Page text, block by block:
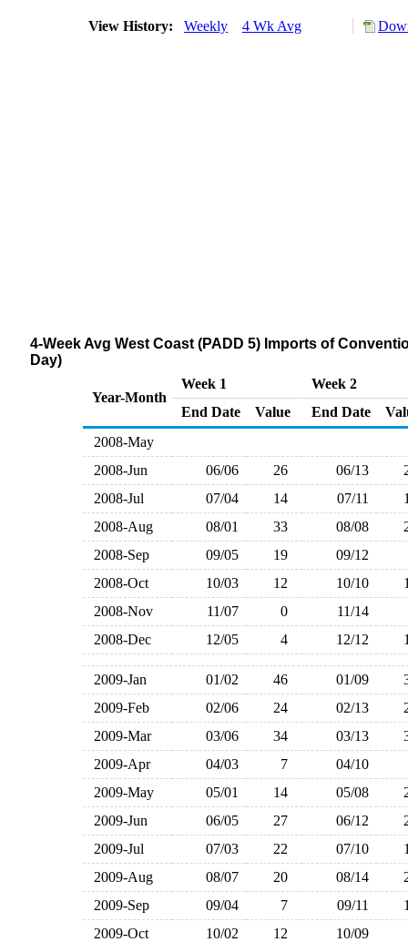
View History: Weekly 4 Wk Avg
4-Week Avg West Coast (PADD 5) Imports of
Day)
Year-Month
Week 1
Week 2
End Date
Value End Date
2008-May
2008-Jun
06/06 26 06/13
2008-Jul
07/04 14 07/11
2008-Aug
08/01 33 08/08
2008-Sep
09/05 19
09/12
2008-Oct
10/03 12 10/10
2008-Nov
11/07 0
11/14
2008-Dec
12/05 4 12/12
2009-Jan 01/02 46 01/09
2009-Feb
02/06 24 02/13
2009-Mar
03/06 34 03/13
2009-Apr
04/03 7
04/10
2009-May
05/01 14 05/08
2009-Jun
06/05 27 06/12
2009-Jul
07/03 22 07/10
2009-Aug
08/07 20 08/14
2009-Sep
09/04 7 09/11
2009-Oct
10/02 12
10/09